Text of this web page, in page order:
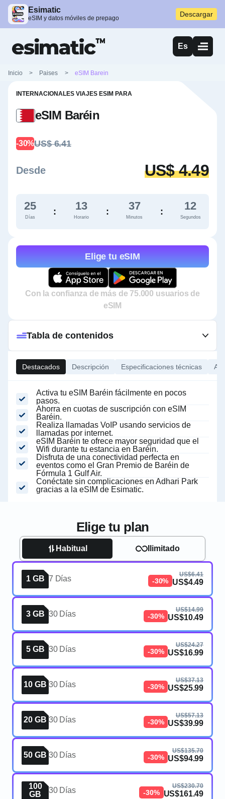
Esimatic
eSIM y datos móviles de prepago Descargar
Es
Inicio > Paises > eSIM Barein
INTERNACIONALES VIAJES ESIM PARA
eSIM Baréin
-30%US$ 6.41
Desde US$ 4.49
25
Días
: 13
Horario
: 37
Minutos
: 11
Segundos
Elige tu eSIM
Con la confianza de más de 75.000 usuarios de
eSIM
Destacados Descripción Especificaciones técnicas
Activa tu eSIM Baréin fácilmente en pocos
pasos.
Ahorra en cuotas de suscripción con eSIM
Baréin.
Realiza llamadas VoIP usando servicios de
llamadas por internet.
eSIM Baréin te ofrece mayor seguridad que el
Wifi durante tu estancia en Baréin.
Disfruta de una conectividad perfecta en
eventos como el Gran Premio de Baréin de
Fórmula 1 Gulf Air.
Conéctate sin complicaciones en Adhari Park
gracias a la eSIM de Esimatic.
Tabla de contenidos
Elige tu plan
Habitual Ilimitado
1 GB 7 Días -30%
US$6.41
US$4.49
3 GB 30 Días -30%
US$14.99
US$10.49
5 GB 30 Días -30%
US$24.27
US$16.99
10 GB 30 Días -30%
US$37.13
US$25.99
20 GB 30 Días -30%
US$57.13
US$39.99
50 GB 30 Días -30%
US$135.70
US$94.99
100
GB
30 Días -30%
US$230.70
US$161.49